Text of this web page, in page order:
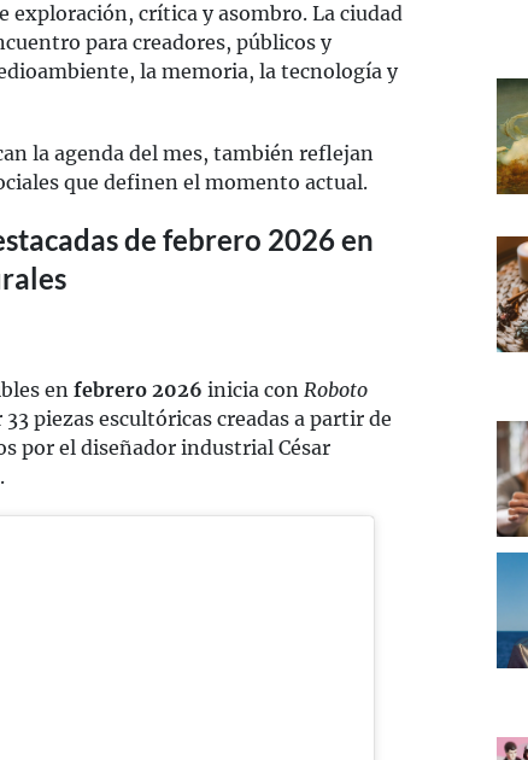
exploración, crítica y asombro. La ciudad
para creadores, públicos y
la memoria, la tecnología y
la agenda del mes, también reflejan
que definen el momento actual.
de febrero 2026 en
enfebrero 2026 inicia con Roboto
piezas escultóricas creadas a partir de
por el diseñador industrial César